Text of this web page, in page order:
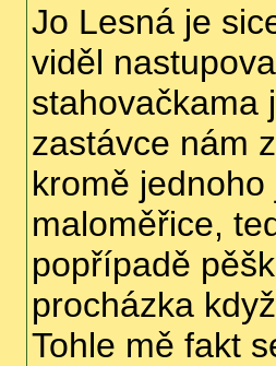
Jo Lesná je
viděl
stahovačkama
zastávce nám
kromě
maloměřice,
popřípadě
procházka
Tohle mě fakt